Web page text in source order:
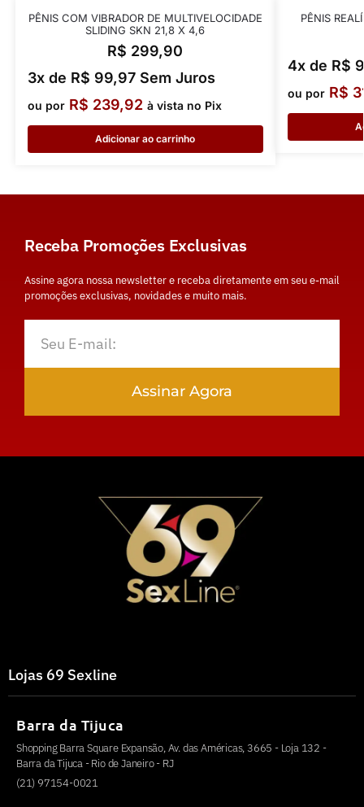
PÊNIS COM VIBRADOR DE MULTIVELOCIDADE
SLIDING SKN 21,8 X 4,6
R$ 299,90
3x de R$ 99,97 Sem Juros
ou por R$ 239,92 à vista no Pix
Adicionar ao carrinho
PÊNIS
4x de R$
ou por R$
Receba Promoções Exclusivas
Assine agora nossa newsletter e receba diretamente em seu e-mail
promoções exclusivas, novidades e muito mais.
Assinar Agora
Lojas 69 Sexline
Barra da Tijuca
Shopping Barra Square Expansão, Av. das Américas, 3665 - Loja 132 -
Barra da Tijuca - Rio de Janeiro - RJ
(21) 97154-0021